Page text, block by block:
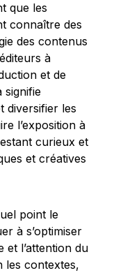
que les
connaître des
des contenus
à
et de
signifie
diversifier les
l’exposition à
curieux et
et créatives
point le
à s’optimiser
et l’attention du
les contextes,